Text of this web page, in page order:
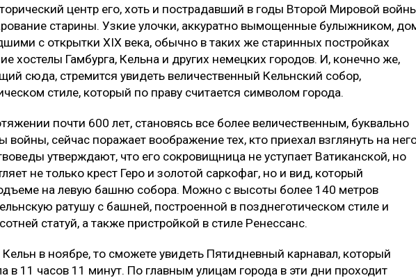
центр его, хоть и пострадавший в годы Второй Мировой
старины. Узкие улочки, аккуратно вымощенные булыжником,
с открытки XIX века, обычно в таких же старинных постройках
хостелы Гамбурга, Кельна и других немецких городов. И, конечно же,
сюда, стремится увидеть величественный Кельнский собор,
стиле, который по праву считается символом города.
почти 600 лет, становясь все более величественным, буквально
войны, сейчас поражает воображение тех, кто приехал взглянуть на
утверждают, что его сокровищница не уступает Ватиканской, но
не только крест Геро и золотой саркофаг, но и вид, который
на левую башню собора. Можно с высоты более 140 метров
ратушу с башней, построенной в позднеготическом стиле и
статуй, а также пристройкой в стиле Ренессанс.
в ноябре, то сможете увидеть Пятидневный карнавал, который
в 11 часов 11 минут. По главным улицам города в эти дни проходит